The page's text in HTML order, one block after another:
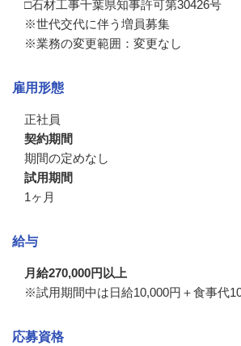
□石材工事千葉県知事許可第30426号
※世代交代に伴う増員募集
※業務の変更範囲：変更なし
雇用形態
正社員
契約期間
期間の定めなし
試用期間
1ヶ月
給与
月給270,000円以上
※試用期間中は日給10,000円＋食事代
応募資格